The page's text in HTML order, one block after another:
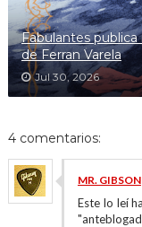
Fabulantes
de Ferran Varela
Jul 30, 2026
4 comentarios:
MR. GIBSON
Este lo leí